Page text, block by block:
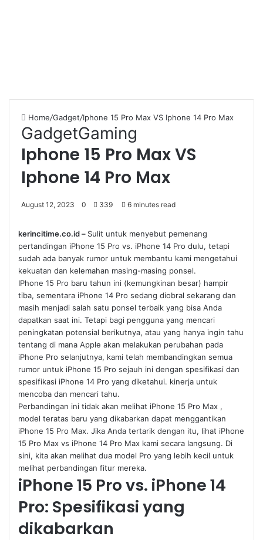
Home/Gadget/Iphone 15 Pro Max VS Iphone 14 Pro Max
GadgetGaming
Iphone 15 Pro Max VS
Iphone 14 Pro Max
August 12, 2023 0 339 6 minutes read
kerincitime.co.id – Sulit untuk menyebut pemenang
pertandingan iPhone 15 Pro vs. iPhone 14 Pro dulu, tetapi
sudah ada banyak rumor untuk membantu kami mengetahui
kekuatan dan kelemahan masing-masing ponsel.
IPhone 15 Pro baru tahun ini (kemungkinan besar) hampir
tiba, sementara iPhone 14 Pro sedang diobral sekarang dan
masih menjadi salah satu ponsel terbaik yang bisa Anda
dapatkan saat ini. Tetapi bagi pengguna yang mencari
peningkatan potensial berikutnya, atau yang hanya ingin tahu
tentang di mana Apple akan melakukan perubahan pada
iPhone Pro selanjutnya, kami telah membandingkan semua
rumor untuk iPhone 15 Pro sejauh ini dengan spesifikasi dan
spesifikasi iPhone 14 Pro yang diketahui. kinerja untuk
mencoba dan mencari tahu.
Perbandingan ini tidak akan melihat iPhone 15 Pro Max ,
model teratas baru yang dikabarkan dapat menggantikan
iPhone 15 Pro Max. Jika Anda tertarik dengan itu, lihat iPhone
15 Pro Max vs iPhone 14 Pro Max kami secara langsung. Di
sini, kita akan melihat dua model Pro yang lebih kecil untuk
melihat perbandingan fitur mereka.
iPhone 15 Pro vs. iPhone 14
Pro: Spesifikasi yang
dikabarkan